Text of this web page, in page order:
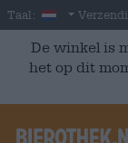
Skip to main content
Taal: Dutch
De winkel is
het op dit